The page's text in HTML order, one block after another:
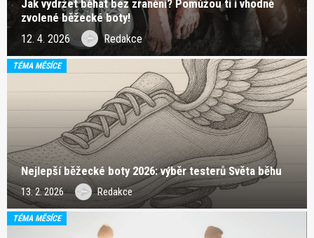
Jak vydržet běhat bez zranění? Pomůžou ti i vhodně
zvolené běžecké boty!
12. 4. 2026 Redakce
TÉMA MĚSÍCE
Nejlepší běžecké boty 2026: výběr testerů Světa běhu
13. 2. 2026 Redakce
TÉMA MĚSÍCE